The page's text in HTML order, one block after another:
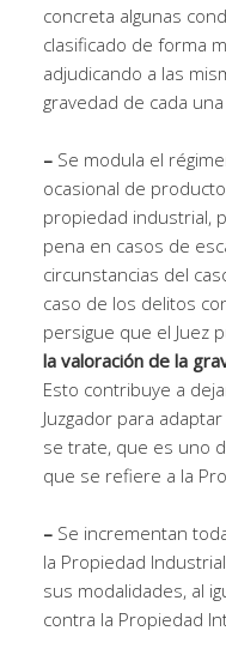
concreta algunas
clasificado de forma
adjudicando a las
gravedad de cada
– Se modula el
ocasional de
propiedad industrial,
pena en casos de
circunstancias del
caso de los delitos
persigue que el Juez
la valoración de la
Esto contribuye a
Juzgador para
se trate, que es uno
que se refiere a la
– Se incrementan
la Propiedad
sus modalidades, al
contra la Propiedad